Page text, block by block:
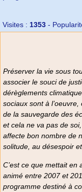
Visites : 1353 -
Préserver la vie sous
associer le souci de
dérèglements
sociaux sont à
de la sauvegarde des
et cela ne va pas de
affecte bon nombre de
solitude, au désespoir
C’est ce que mettait en
animé entre 2007 et
programme destiné à